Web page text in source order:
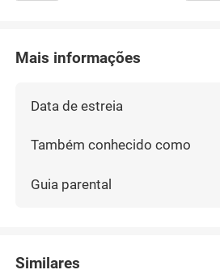
Mais informações
Data de estreia
Também conhecido como
Guia parental
Similares